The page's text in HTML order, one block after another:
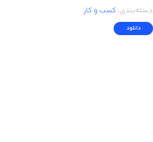
دسته‌بندی: کسب‌ و ‌کار
دانلود